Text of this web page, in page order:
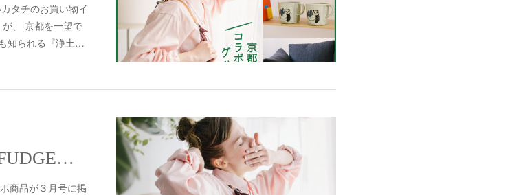
タチのお買い物イ
、 京都を一望で
知られる『浄土…
京都の染屋がつくった™×FUDGEコラボ
商品が３月号に掲